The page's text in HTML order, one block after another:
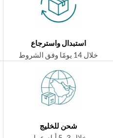
استبدال واسترجاع
شحن للخليج